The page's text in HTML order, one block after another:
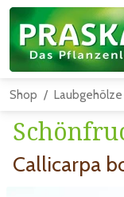
Shop Laubgehölze
Callicarpa